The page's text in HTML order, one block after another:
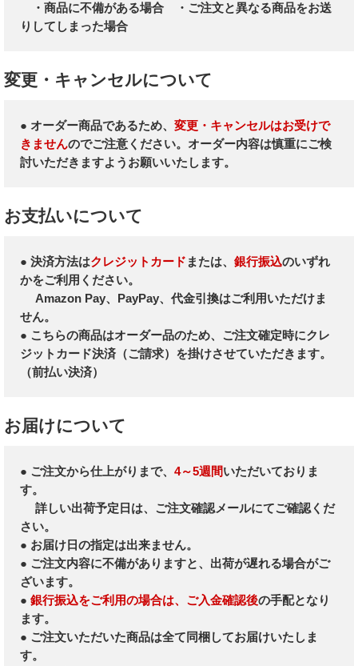
・商品に不備がある場合 ・ご注文と異なる商品をお送
りしてしまった場合
変更・キャンセルについて
● オーダー商品であるため、 変更・キャンセルはお受けで
きませんのでご注意ください。オーダー内容は慎重にご検
討いただきますようお願いいたします。
お支払いについて
● 決済方法はクレジットカード または、 銀行振込のいずれ
かをご利用ください。
Amazon Pay、PayPay、代金引換はご利用いただけま
せん。
● こちらの商品はオーダー品のため、ご注文確定時にクレ
ジットカード決済（ご請求）を掛けさせていただきます。
（前払い決済）
お届けについて
● ご注文から仕上がりまで、 4～5週間いただいておりま
す。
詳しい出荷予定日は、ご注文確認メールにてご確認くだ
さい。
● お届け日の指定は出来ません。
● ご注文内容に不備がありますと、出荷が遅れる場合がご
ざいます。
● 銀行振込をご利用の場合は、ご入金確認後の手配となり
ます。
● ご注文いただいた商品は全て同梱してお届けいたしま
す。